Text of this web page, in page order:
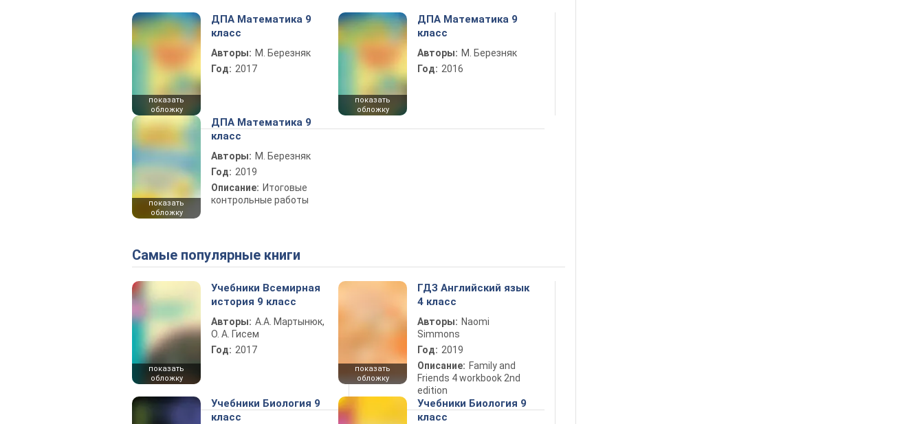
показать
обложку
ДПА Математика 9
класс
Авторы: М. Березняк
Год: 2017
показать
обложку
ДПА Математика 9
класс
Авторы: М. Березняк
Год: 2016
показать
обложку
ДПА Математика 9
класс
Авторы: М. Березняк
Год: 2019
Описание: Итоговые
контрольные работы
Самые популярные книги
показать
обложку
Учебники Всемирная
история 9 класс
Авторы: А.А. Мартынюк,
О. А. Гисем
Год: 2017
показать
обложку
ГДЗ Английский язык
4 класс
Авторы: Naomi
Simmons
Год: 2019
Описание: Family and
Friends 4 workbook 2nd
edition
Учебники Биология 9
класс
Учебники Биология 9
класс